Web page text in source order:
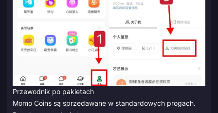
Przewodnik po pakietach
Momo Coins są sprzedawane w standardowych progach.